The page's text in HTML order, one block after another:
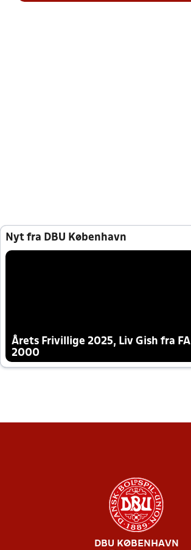
Nyt fra DBU København
Årets Frivillige 2025, Liv Gish fra FA
2000
DBU KØBENHAVN